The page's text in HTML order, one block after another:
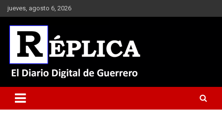
Saltar
al
contenido
jueves, agosto 6, 2026
Réplica